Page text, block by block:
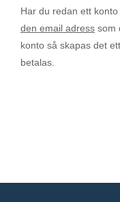
Har du redan ett
den email adress som
konto så skapas det
betalas.